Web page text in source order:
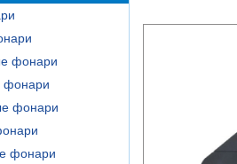
фонари
фонари
фонари
фонари